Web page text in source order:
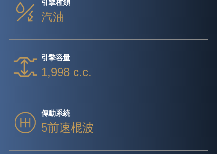
引擎種類
汽油
引擎容量
1,998 c.c.
傳動系統
5前速棍波